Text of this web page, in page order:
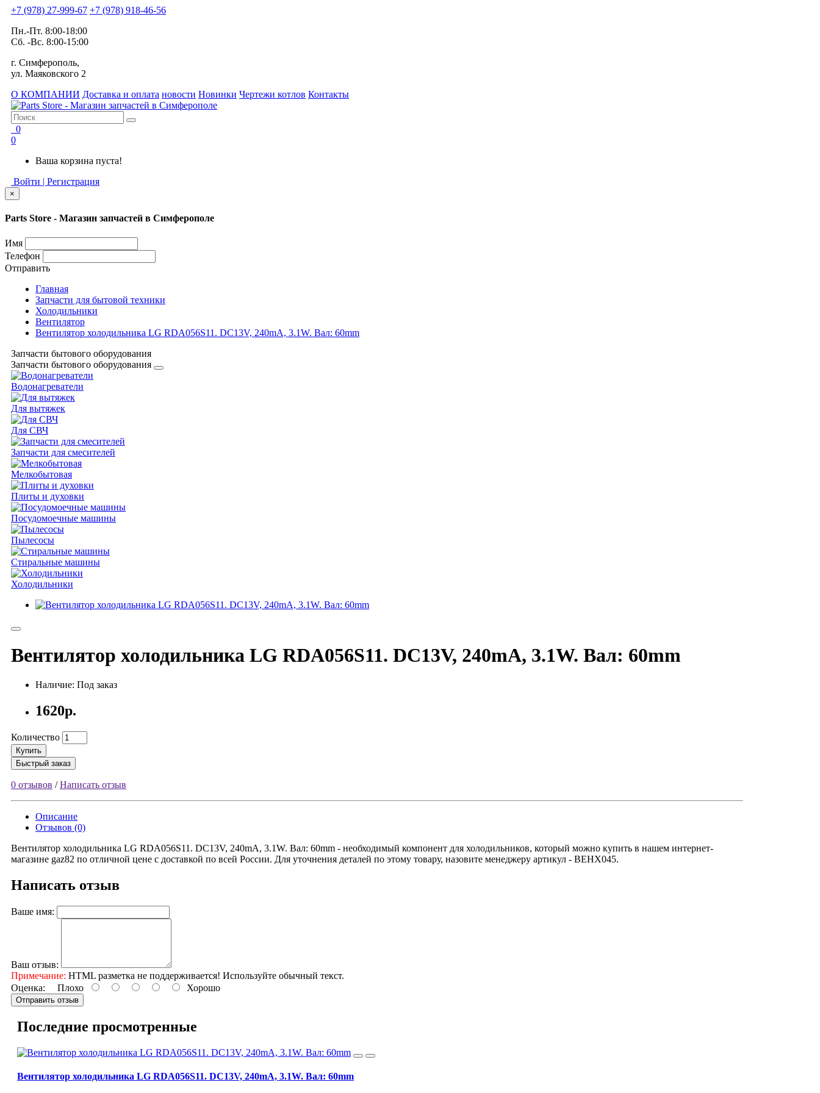
+7 (978) 27-999-67 +7 (978) 918-46-56
Пн.-Пт. 8:00-18:00
Сб. -Вс. 8:00-15:00
г. Симферополь,
ул. Маяковского 2
О КОМПАНИИ Доставка и оплата новости Новинки Чертежи котлов Контакты
0
0
Ваша корзина пуста!
Войти | Регистрация
×
Parts Store - Магазин запчастей в Симферополе
Имя
Телефон
Отправить
Главная
Запчасти для бытовой техники
Холодильники
Вентилятор
Вентилятор холодильника LG RDA056S11. DC13V, 240mA, 3.1W. Вал: 60mm
Запчасти бытового оборудования
Запчасти бытового оборудования
Водонагреватели
Для вытяжек
Для СВЧ
Запчасти для смесителей
Мелкобытовая
Плиты и духовки
Посудомоечные машины
Пылесосы
Стиральные машины
Холодильники
Вентилятор холодильника LG RDA056S11. DC13V, 240mA, 3.1W. Вал: 60mm
Наличие: Под заказ
1620р.
Количество
Купить
Быстрый заказ
0 отзывов /Написать отзыв
Описание
Отзывов (0)
Вентилятор холодильника LG RDA056S11. DC13V, 240mA, 3.1W. Вал: 60mm - необходимый компонент для холодильников, который можно купить в нашем интернет-
магазине gaz82 по отличной цене с доставкой по всей России. Для уточнения деталей по этому товару, назовите менеджеру артикул - ВЕНХ045.
Написать отзыв
Ваше имя:
Ваш отзыв:
Примечание: HTML разметка не поддерживается! Используйте обычный текст.
Оценка: Плохо Хорошо
Отправить отзыв
Последние просмотренные
Вентилятор холодильника LG RDA056S11. DC13V, 240mA, 3.1W. Вал: 60mm